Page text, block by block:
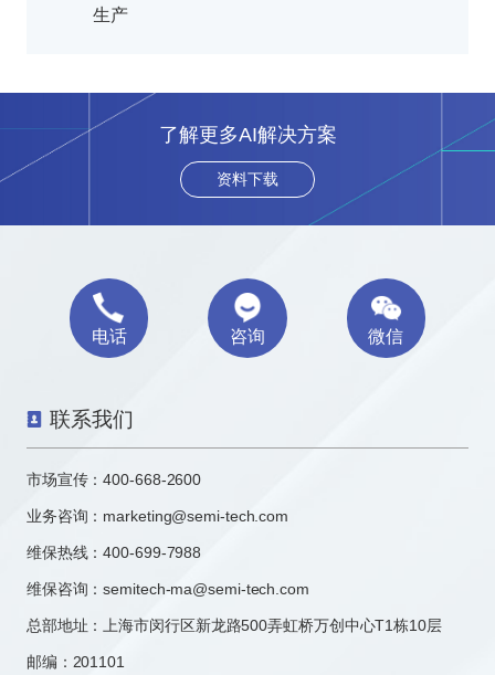
生产
了解更多AI解决方案
资料下载
电话 咨询 微信
联系我们
市场宣传：400-668-2600
业务咨询： marketing@semi-tech.com
维保热线：400-699-7988
维保咨询：semitech-ma@semi-tech.com
总部地址：上海市闵行区新龙路500弄虹桥万创中心T1栋10层
邮编：201101